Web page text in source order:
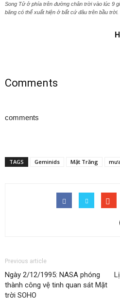
Song Tử ở phía trên đường chân trời vào lúc 9
băng có thể xuất hiện ở bất cứ đâu trên bầu
Comments
comments
TAGS Geminids Mặt Trăng
Previous article
Ngày 2/12/1995: NASA phóng
thành công vệ tinh quan sát Mặt
trời SOHO